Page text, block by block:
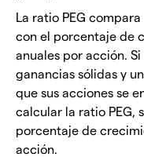
La ratio PEG
con el porcentaje de
anuales por acción.
ganancias sólidas y
que sus acciones se
calcular la ratio PEG,
porcentaje de
acción.